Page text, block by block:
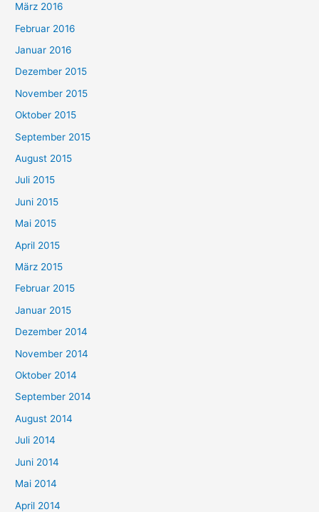
März 2016
Februar 2016
Januar 2016
Dezember 2015
November 2015
Oktober 2015
September 2015
August 2015
Juli 2015
Juni 2015
Mai 2015
April 2015
März 2015
Februar 2015
Januar 2015
Dezember 2014
November 2014
Oktober 2014
September 2014
August 2014
Juli 2014
Juni 2014
Mai 2014
April 2014